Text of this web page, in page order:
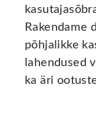
Rakendame
põhjalikke
lahendused
ka äri